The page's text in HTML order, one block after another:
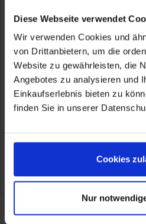
Diese Webseite verwendet
Wir verwenden Cookies und
von Drittanbietern, um die
Website zu gewährleisten, die
Angebotes zu analysieren und
Einkaufserlebnis bieten zu
finden Sie in unserer
Cookies
Nur
Artikelnummer:
KOERPERGROESSE
2,5 mtr.
Weiterführende Links
f. OptiMate/Accumate